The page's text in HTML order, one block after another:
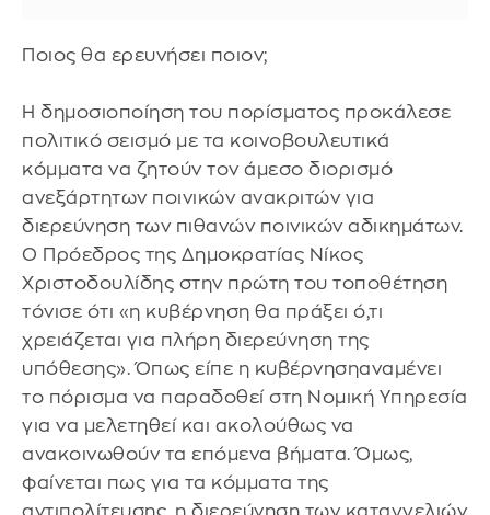
Ποιος θα ερευνήσει ποιον;
Η δημοσιοποίηση του πορίσματος προκάλεσε
πολιτικό σεισμό με τα κοινοβουλευτικά
κόμματα να ζητούν τον άμεσο διορισμό
ανεξάρτητων ποινικών ανακριτών για
διερεύνηση των πιθανών ποινικών αδικημάτων.
Ο Πρόεδρος της Δημοκρατίας Νίκος
Χριστοδουλίδης στην πρώτη του τοποθέτηση
τόνισε ότι «η κυβέρνηση θα πράξει ό,τι
χρειάζεται για πλήρη διερεύνηση της
υπόθεσης». Όπως είπε η κυβέρνησηαναμένει
το πόρισμα να παραδοθεί στη Νομική Υπηρεσία
για να μελετηθεί και ακολούθως να
ανακοινωθούν τα επόμενα βήματα. Όμως,
φαίνεται πως για τα κόμματα της
αντιπολίτευσης, η διερεύνηση των καταγγελιών